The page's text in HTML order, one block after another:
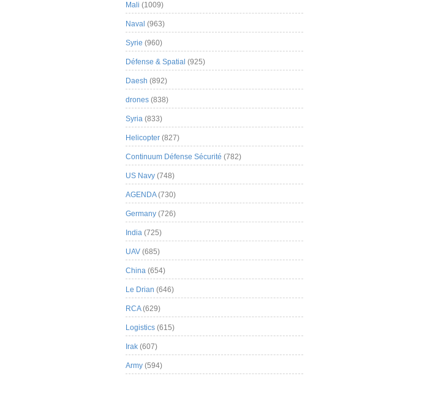
Mali (1009)
Naval (963)
Syrie (960)
Défense & Spatial (925)
Daesh (892)
drones (838)
Syria (833)
Helicopter (827)
Continuum Défense Sécurité (782)
US Navy (748)
AGENDA(730)
Germany (726)
India (725)
UAV (685)
China (654)
Le Drian (646)
RCA(629)
Logistics (615)
Irak (607)
Army (594)